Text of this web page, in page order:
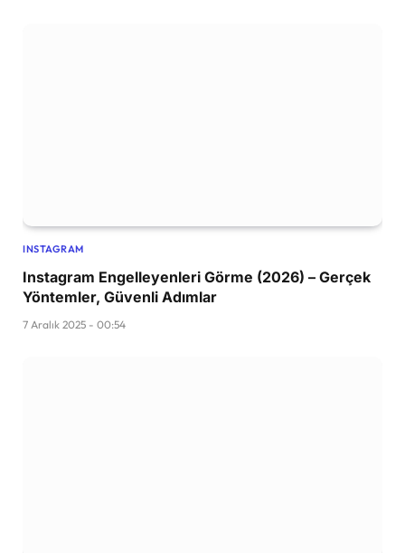
INSTAGRAM
Instagram Engelleyenleri Görme (2026) – Gerçek
Yöntemler, Güvenli Adımlar
7 Aralık 2025 - 00:54